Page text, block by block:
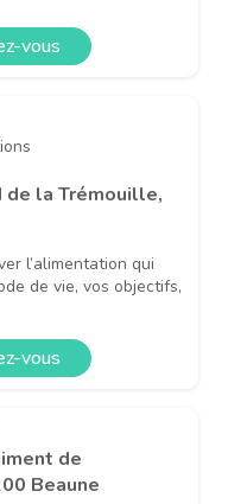
vous
de la Trémouille,
l’alimentation qui
de vie, vos objectifs,
vous
de
Beaune